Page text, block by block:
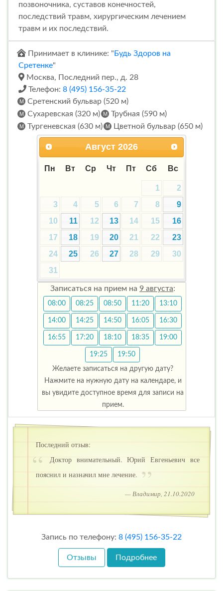
позвоночника, суставов конечностей,
последствий травм, хирургическим лечением
травм и их последствий.
Принимает в клинике: "Будь Здоров на
Сретенке"
Москва, Последний пер., д. 28
Телефон: 8 (495) 156-35-22
Сретенский бульвар (520 м)
Сухаревская (320 м)
Трубная (590 м)
Тургеневская (630 м)
Цветной бульвар (650 м)
Август 2026
Пн Вт Ср Чт Пт Сб Вс
1
2
3
4 5 6 7 8
9
10
11 12 13 14 15
16
17
18 19 20 21 22
23
24
25 26 27 28 29
30
31
Записаться на прием на 9 августа:
08:00 08:25 08:50 11:20 13:10
14:00 14:25 14:50 16:05 16:30
16:55 17:20 18:10 18:35 19:00
19:25 19:50
Желаете записаться на другую дату?
Нажмите на нужную дату на календаре, и
вы увидите доступное время для записи на
прием.
Последний отзыв:
Доктор внимательный. Юрий Евгеньевич все
пояснил и назначил мне лечение.
— Владимир, 21.10.2020
Запись по телефону: 8 (495) 156-35-22
Отзывы Подробнее